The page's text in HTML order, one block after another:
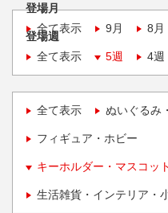
登場月
全て表示
9月 8月
登場週
全て表示
5週 4週
全て表示 ぬいぐるみ
フィギュア・ホビー
キーホルダー・マスコッ
生活雑貨・インテリア・